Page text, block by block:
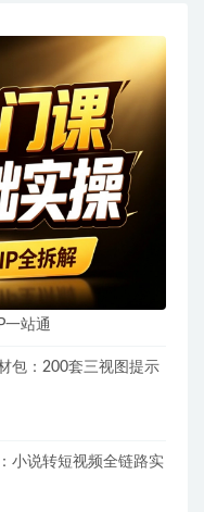
一站通
包：200套三视图提示
小说转短视频全链路实